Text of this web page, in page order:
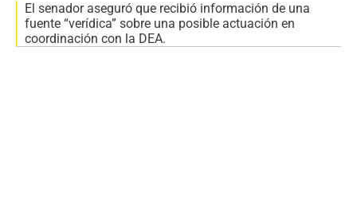
El senador aseguró que recibió información de una
fuente “verídica” sobre una posible actuación en
coordinación con la DEA.